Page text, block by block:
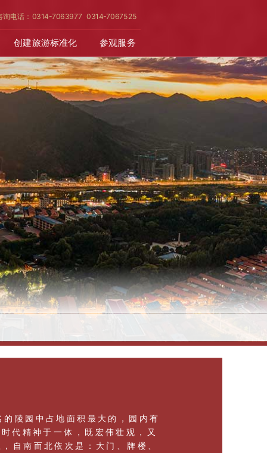
创建旅游标准化 参观服务
询电话：0314-7063977 0314-7067525
陵园中占地面积最大的，园内有
代精神于一体，既宏伟壮观，又
自南而北依次是：大门、牌楼、